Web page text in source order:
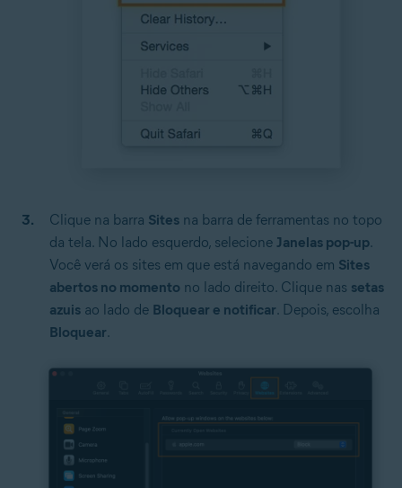
Clique na barra Sites na barra de ferramentas no topo
da tela. No lado esquerdo, selecione Janelas pop-up.
Você verá os sites em que está navegando em Sites
abertos no momento no lado direito. Clique nas setas
azuis ao lado de Bloquear e notificar. Depois, escolha
Bloquear.